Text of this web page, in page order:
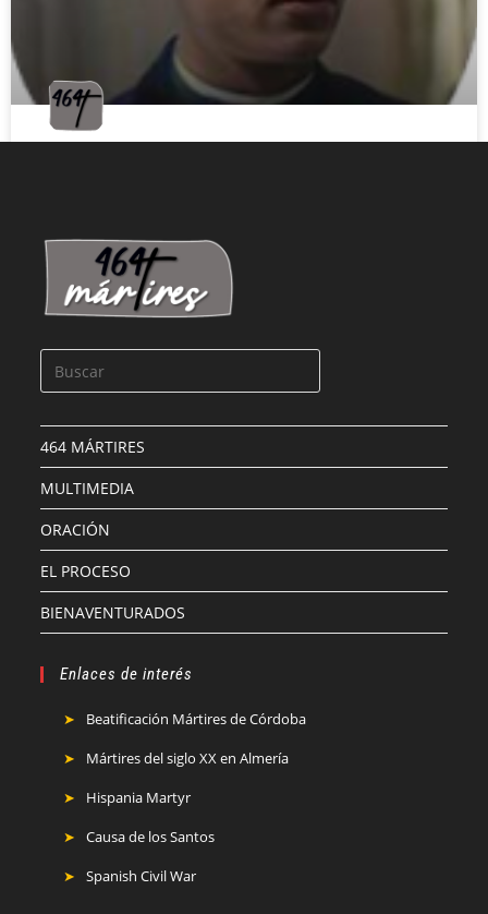
464 MÁRTIRES
MULTIMEDIA
ORACIÓN
EL PROCESO
BIENAVENTURADOS
Enlaces de interés
Beatificación Mártires de Córdoba
Mártires del siglo XX en Almería
Hispania Martyr
Causa de los Santos
Spanish Civil War